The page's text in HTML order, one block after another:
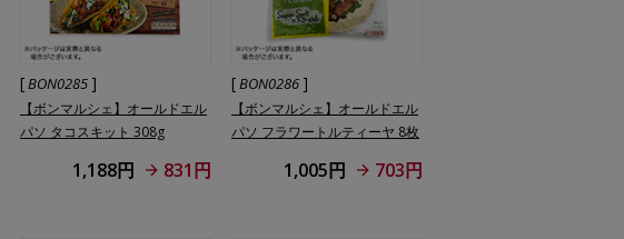
[BON0285 ]
【ボンマルシェ】オールドエル
パソ タコスキット 308g
1,188円 831円
[BON0286 ]
【ボンマルシェ】オールドエル
パソ フラワートルティーヤ 8枚
1,005円 703円